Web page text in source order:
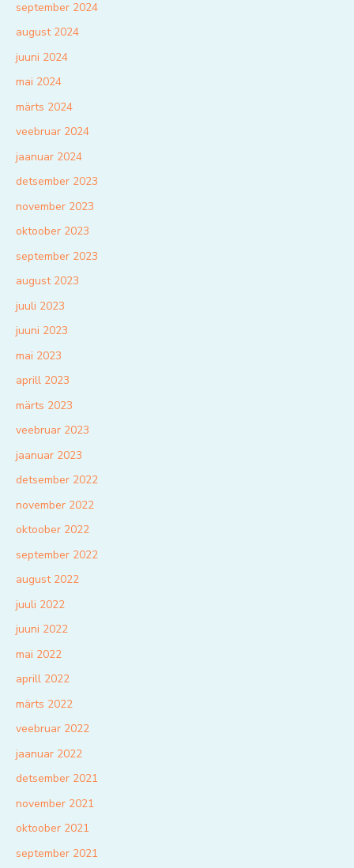
september 2024
august 2024
juuni 2024
mai 2024
märts 2024
veebruar 2024
jaanuar 2024
detsember 2023
november 2023
oktoober 2023
september 2023
august 2023
juuli 2023
juuni 2023
mai 2023
aprill 2023
märts 2023
veebruar 2023
jaanuar 2023
detsember 2022
november 2022
oktoober 2022
september 2022
august 2022
juuli 2022
juuni 2022
mai 2022
aprill 2022
märts 2022
veebruar 2022
jaanuar 2022
detsember 2021
november 2021
oktoober 2021
september 2021